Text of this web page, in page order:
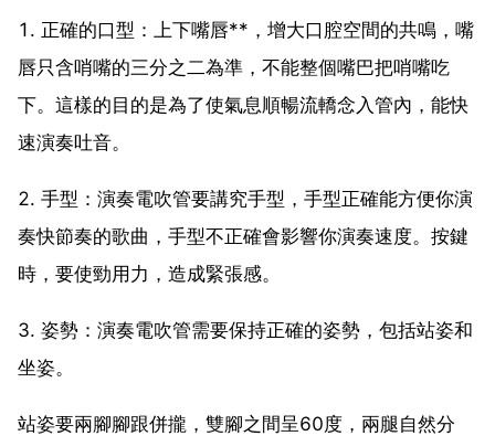
1. 正確的口型：上下嘴唇**，增大口腔空間的共鳴，嘴
唇只含哨嘴的三分之二為準，不能整個嘴巴把哨嘴吃
下。這樣的目的是為了使氣息順暢流轎念入管內，能快
速演奏吐音。
2. 手型：演奏電吹管要講究手型，手型正確能方便你演
奏快節奏的歌曲，手型不正確會影響你演奏速度。按鍵
時，要使勁用力，造成緊張感。
3. 姿勢：演奏電吹管需要保持正確的姿勢，包括站姿和
坐姿。
站姿要兩腳腳跟併攏，雙腳之間呈60度，兩腿自然分